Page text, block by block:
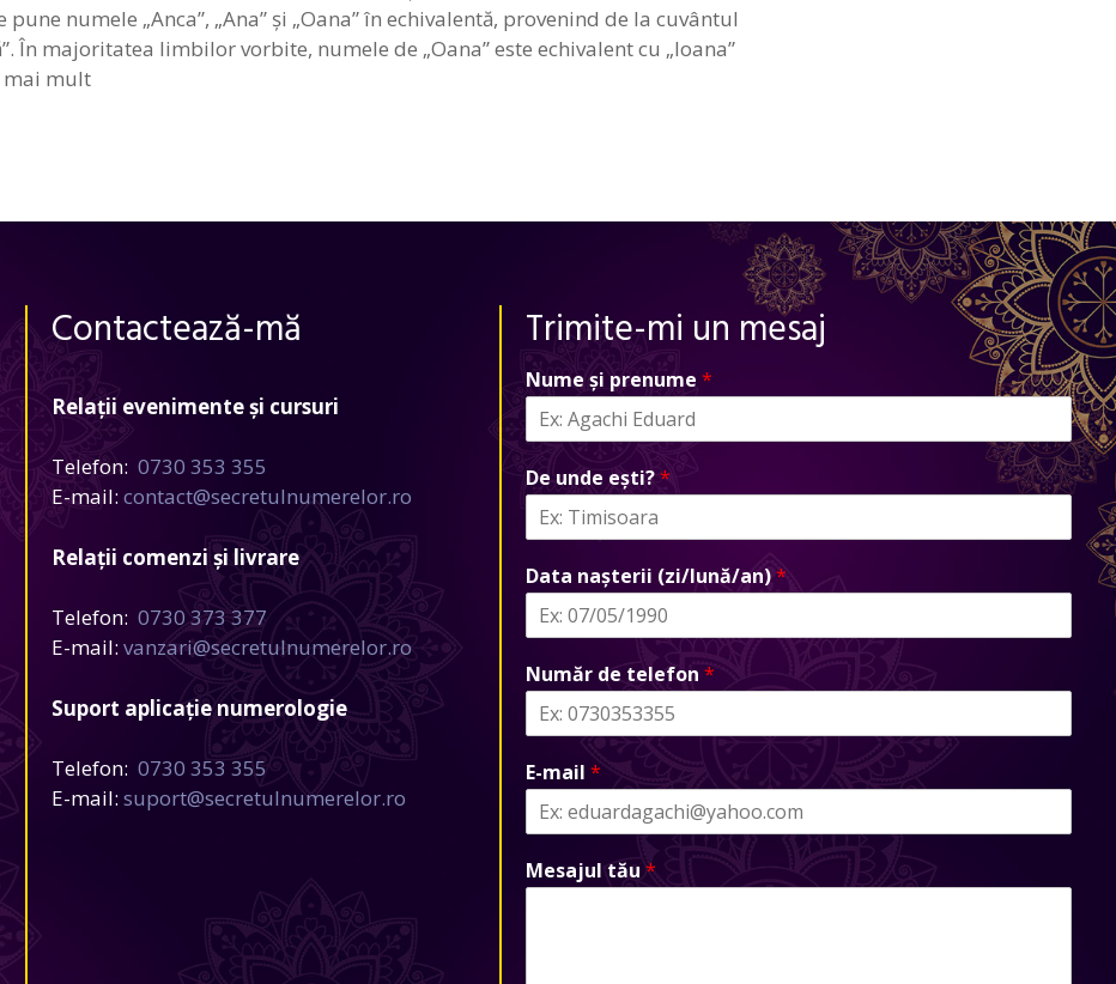
numele „Anca”, „Ana” şi „Oana” în echivalentă, provenind de la cuvântul
În majoritatea limbilor vorbite, numele de „Oana” este echivalent cu „Ioana”
mai mult
Contactează-mă
Relații evenimente și cursuri
Telefon: 0730 353 355
E-mail: contact@secretulnumerelor.ro
Relații comenzi și livrare
Telefon: 0730 373 377
E-mail: vanzari@secretulnumerelor.ro
Suport aplicație numerologie
Telefon: 0730 353 355
E-mail: suport@secretulnumerelor.ro
Trimite-mi un mesaj
Nume și prenume *
De unde ești?*
Data nașterii (zi/lună/an)*
Număr de telefon *
E-mail *
Mesajul tău *